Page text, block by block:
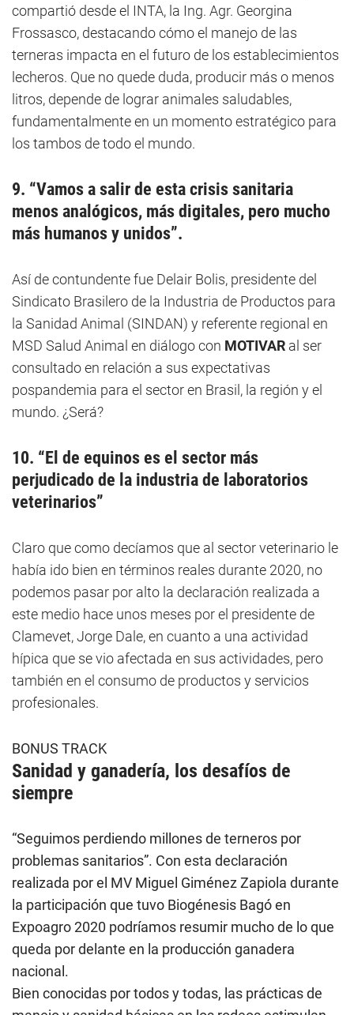
compartió desde el INTA, la Ing. Agr. Georgina
Frossasco, destacando cómo el manejo de las
terneras impacta en el futuro de los establecimientos
lecheros. Que no quede duda, producir más o menos
litros, depende de lograr animales saludables,
fundamentalmente en un momento estratégico para
los tambos de todo el mundo.
9. “Vamos a salir de esta crisis sanitaria
menos analógicos, más digitales, pero mucho
más humanos y unidos”.
Así de contundente fue Delair Bolis, presidente del
Sindicato Brasilero de la Industria de Productos para
la Sanidad Animal (SINDAN) y referente regional en
MSD Salud Animal en diálogo con MOTIVAR al ser
consultado en relación a sus expectativas
pospandemia para el sector en Brasil, la región y el
mundo. ¿Será?
10. “El de equinos es el sector más
perjudicado de la industria de laboratorios
veterinarios”
Claro que como decíamos que al sector veterinario le
había ido bien en términos reales durante 2020, no
podemos pasar por alto la declaración realizada a
este medio hace unos meses por el presidente de
Clamevet, Jorge Dale, en cuanto a una actividad
hípica que se vio afectada en sus actividades, pero
también en el consumo de productos y servicios
profesionales.
BONUS TRACK
Sanidad y ganadería, los desafíos de
siempre
“Seguimos perdiendo millones de terneros por
problemas sanitarios”. Con esta declaración
realizada por el MV Miguel Giménez Zapiola durante
la participación que tuvo Biogénesis Bagó en
Expoagro 2020 podríamos resumir mucho de lo que
queda por delante en la producción ganadera
nacional.
Bien conocidas por todos y todas, las prácticas de